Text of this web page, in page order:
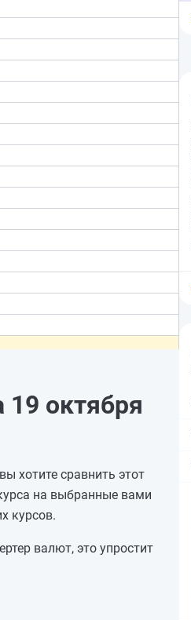
октября
хотите сравнить этот
на выбранные вами
курсов.
валют, это упростит